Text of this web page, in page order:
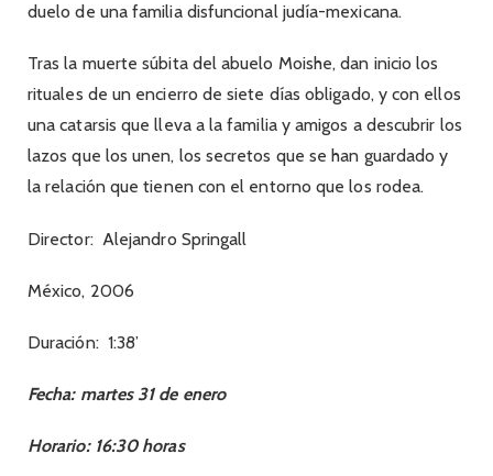
duelo de una familia disfuncional judía-mexicana.
Tras la muerte súbita del abuelo Moishe, dan inicio los
rituales de un encierro de siete días obligado, y con ellos
una catarsis que lleva a la familia y amigos a descubrir los
lazos que los unen, los secretos que se han guardado y
la relación que tienen con el entorno que los rodea.
Director: Alejandro Springall
México, 2006
Duración: 1:38’
Fecha: martes 31 de enero
Horario: 16:30 horas